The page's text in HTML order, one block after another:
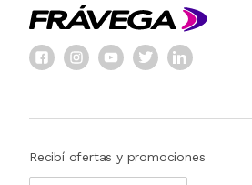
Recibí ofertas y promociones